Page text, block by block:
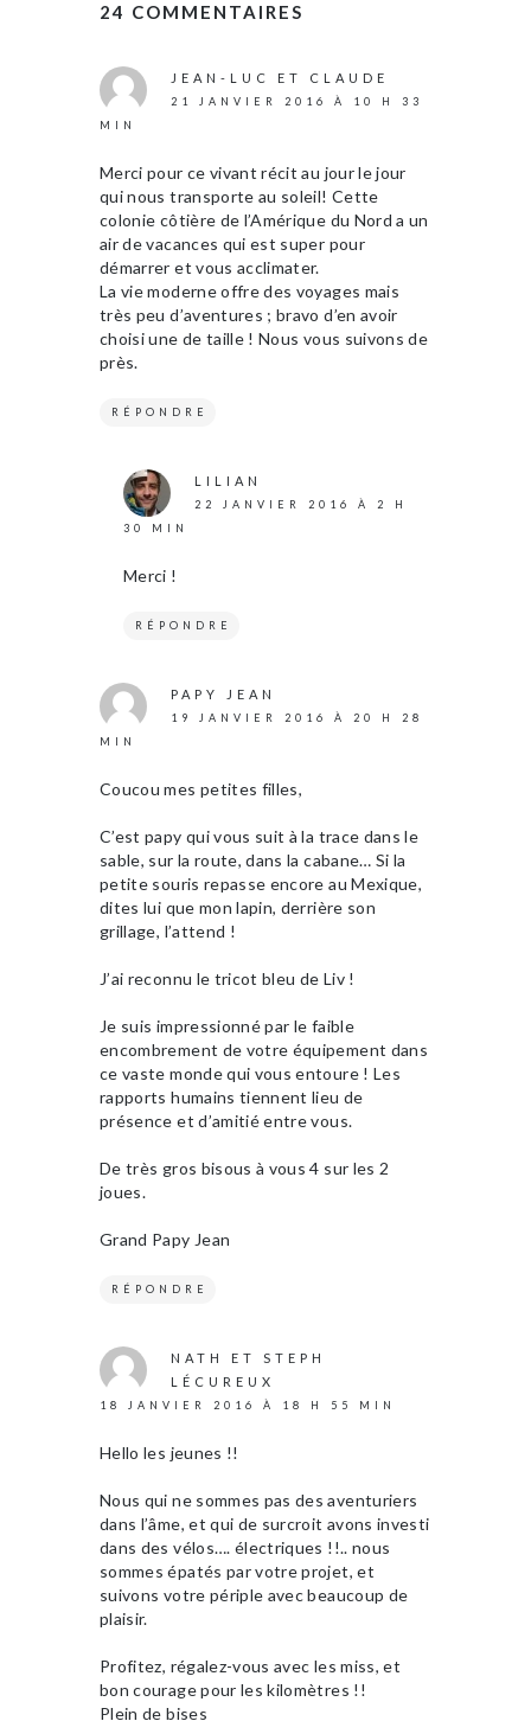
24 COMMENTAIRES
JEAN-LUC ET CLAUDE
21 JANVIER 2016 À 10 H 33
MIN
Merci pour ce vivant récit au jour le jour
qui nous transporte au soleil! Cette
colonie côtière de l’Amérique du Nord a un
air de vacances qui est super pour
démarrer et vous acclimater.
La vie moderne offre des voyages mais
très peu d’aventures ; bravo d’en avoir
choisi une de taille ! Nous vous suivons de
près.
RÉPONDRE
LILIAN
22 JANVIER 2016 À 2 H
30 MIN
Merci !
RÉPONDRE
PAPY JEAN
19 JANVIER 2016 À 20 H 28
MIN
Coucou mes petites filles,
C’est papy qui vous suit à la trace dans le
sable, sur la route, dans la cabane… Si la
petite souris repasse encore au Mexique,
dites lui que mon lapin, derrière son
grillage, l’attend !
J’ai reconnu le tricot bleu de Liv !
Je suis impressionné par le faible
encombrement de votre équipement dans
ce vaste monde qui vous entoure ! Les
rapports humains tiennent lieu de
présence et d’amitié entre vous.
De très gros bisous à vous 4 sur les 2
joues.
Grand Papy Jean
RÉPONDRE
NATH ET STEPH
LÉCUREUX
18 JANVIER 2016 À 18 H 55 MIN
Hello les jeunes !!
Nous qui ne sommes pas des aventuriers
dans l’âme, et qui de surcroit avons investi
dans des vélos…. électriques !!.. nous
sommes épatés par votre projet, et
suivons votre périple avec beaucoup de
plaisir.
Profitez, régalez-vous avec les miss, et
bon courage pour les kilomètres !!
Plein de bises